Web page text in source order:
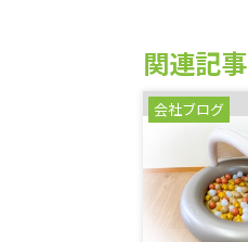
関連記事
会社ブログ